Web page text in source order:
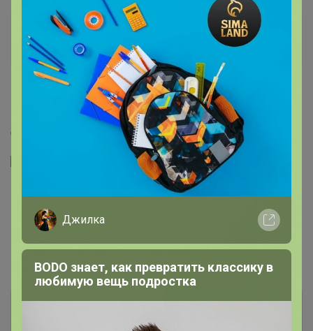
DJULIY
Организатор СП
18 мая, 2022 15:37
Добрый день! всем отказы поставила. нет
Показаны записи1-7из7.
Джилка
BODO знает, как превратить классику в
любимую вещь подростка